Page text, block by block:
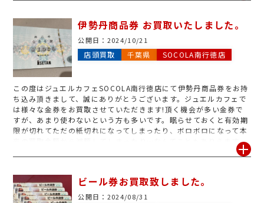
伊勢丹商品券 お買取いたしました。
公開日： 2024/10/21
店頭買取 千葉県 SOCOLA南行徳店
この度はジュエルカフェSOCOLA南行徳店にて伊勢丹商品券をお持
ち込み頂きまして、誠にありがとうございます。ジュエルカフェで
は様々な金券をお買取させていただきます!頂く機会が多い金券で
すが、あまり使わないという方も多いです。眠らせておくと有効期
限が切れてただの紙切れになってしまったり、ボロボロになって本
来の買取金額から減額してしまったり…なんてこともありえます。
もったいないです!使わないと思った時が売り時です!是非ジュエル
や電話問い合わせも大歓迎でございます。
ビール券お買取致しました。
公開日： 2024/08/31